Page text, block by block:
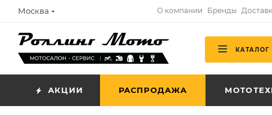
Москва О компании Бренды
КАТАЛОГ
АКЦИИ РАСПРОДАЖА